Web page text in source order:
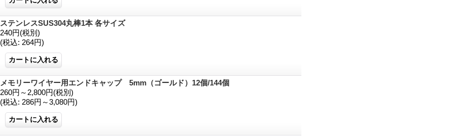
ステンレスSUS304丸棒1本 各サイズ
240円(税別)
(税込: 264円)
メモリーワイヤー用エンドキャップ 5mm（ゴールド）12個/144個
260円～2,800円(税別)
(税込: 286円～3,080円)